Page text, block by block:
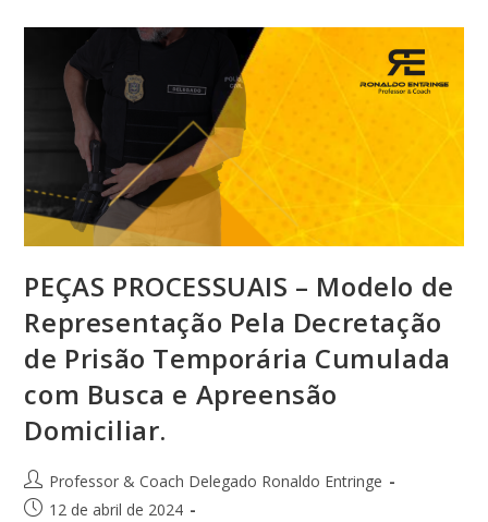
PEÇAS PROCESSUAIS – Modelo de
Representação Pela Decretação
de Prisão Temporária Cumulada
com Busca e Apreensão
Domiciliar.
Professor & Coach Delegado Ronaldo Entringe
12 de abril de 2024